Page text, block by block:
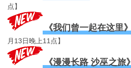
点】
《我们曾一起在这里》
月13日晚上11点】
《漫漫长路 沙巫之旅》